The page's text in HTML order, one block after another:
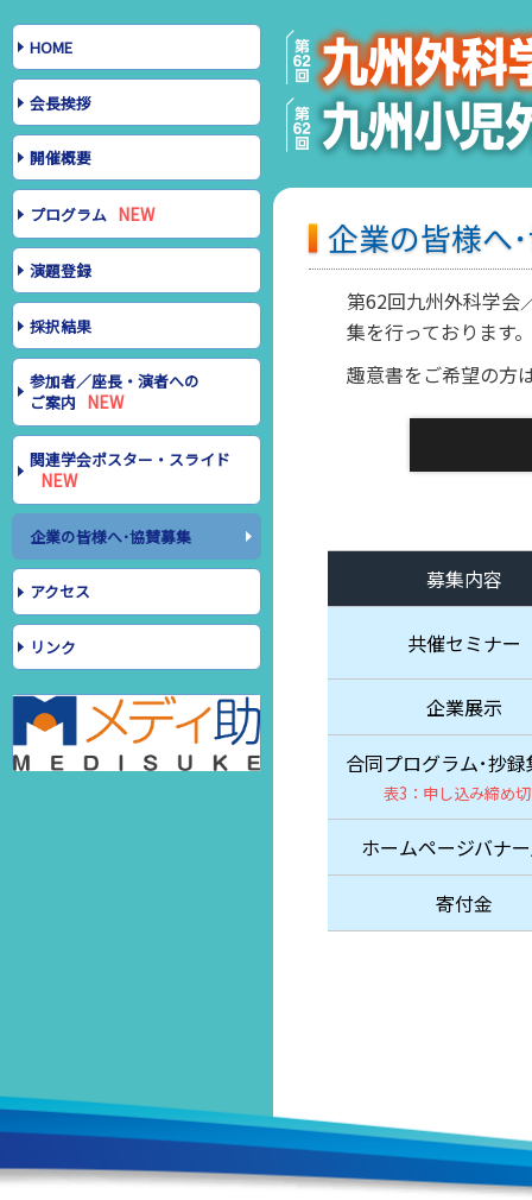
HOME
会長挨拶
開催概要
プログラム
演題登録
採択結果
参加者／座長・演者への
ご案内
関連学会ポスター・スライド
企業の皆様へ･協賛募集
アクセス
リンク
企業の皆様へ
第62回九州外科学会
集を行っております。
趣意書をご希望の方
募集内容
共催セミナー
企業展示
合同プログラム･抄
表3：申し込み締め
ホームページバナ
寄付金